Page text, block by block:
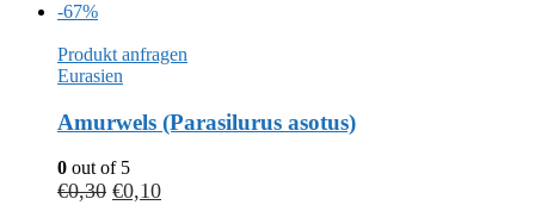
-67%
Produkt anfragen
Eurasien
Amurwels (Parasilurus asotus)
0 out of 5
€0,30 €0,10